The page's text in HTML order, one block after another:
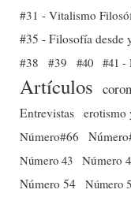
#31 - Vitalismo
#35 - Filosofía desde
#38
#39 #40 #41 -
Artículos
Entrevistas erotismo
Número#66
Número 43 Número
Número 54 Número